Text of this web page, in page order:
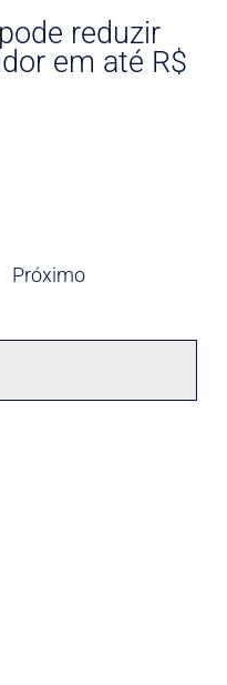
reduzir
em até R$
Próximo